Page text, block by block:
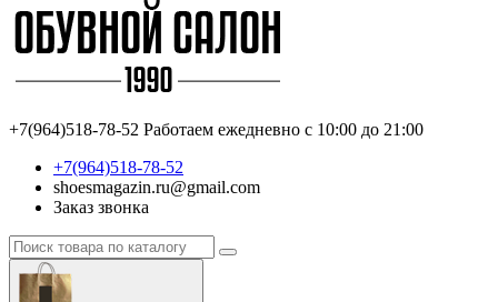
+7(964)518-78-52 Работаем ежедневно с 10:00 до 21:00
+7(964)518-78-52
shoesmagazin.ru@gmail.com
Заказ звонка